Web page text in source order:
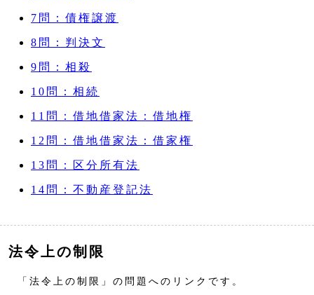
7問：債権譲渡
8問：判決文
9問：相殺
10問：相続
11問：借地借家法：借地権
12問：借地借家法：借家権
13問：区分所有法
14問：不動産登記法
法令上の制限
「法令上の制限」の問題へのリンクです。